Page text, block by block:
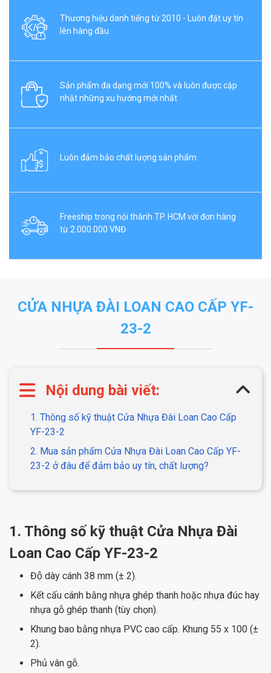
Thương hiệu danh tiếng từ 2010 - Luôn đặt uy tín
lên hàng đầu
Sản phẩm đa dạng mới 100% và luôn được cập
nhật những xu hướng mới nhất
Luôn đảm bảo chất lượng sản phẩm
Freeship trong nội thành TP. HCM với đơn hàng
từ 2.000.000 VNĐ
CỬA NHỰA ĐÀI LOAN CAO CẤP YF-
23-2
Nội dung bài viết:
1. Thông số kỹ thuật Cửa Nhựa Đài Loan Cao Cấp
YF-23-2
2. Mua sản phẩm Cửa Nhựa Đài Loan Cao Cấp YF-
23-2 ở đâu để đảm bảo uy tín, chất lượng?
1. Thông số kỹ thuật Cửa Nhựa Đài
Loan Cao Cấp YF-23-2
Độ dày cánh 38 mm (± 2).
Kết cấu cánh bằng nhựa ghép thanh hoặc nhựa đúc hay
nhựa gỗ ghép thanh (tùy chọn).
Khung bao bằng nhựa PVC cao cấp. Khung 55 x 100 (±
2).
Phủ vân gỗ.